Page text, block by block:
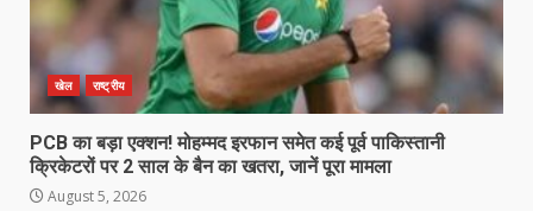
खेल राष्ट्रीय
PCB का बड़ा एक्शन! मोहम्मद इरफान समेत कई पूर्व पाकिस्तानी
क्रिकेटरों पर 2 साल के बैन का खतरा, जानें पूरा मामला
August 5, 2026